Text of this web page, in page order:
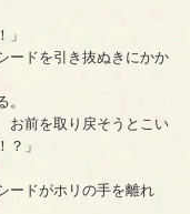
ードを引き抜ぬきにかか
前を取り戻そうとこい
」
ードがホリの手を離れ